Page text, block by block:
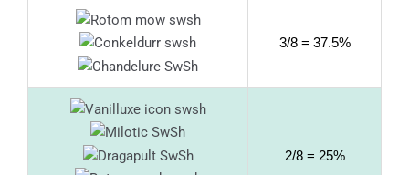
3/8 = 37.5%
2/8 = 25%